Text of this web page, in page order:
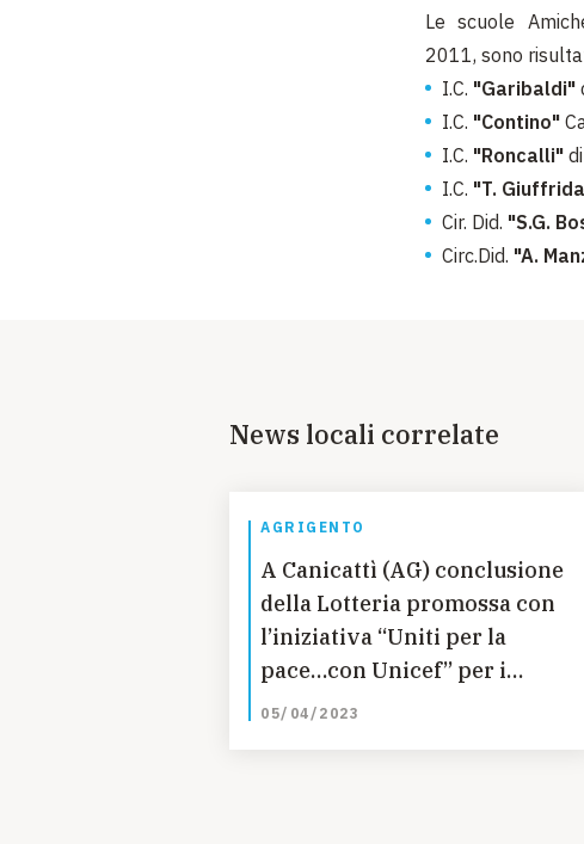
Le scuole
2011, sono
I.C. "Garibaldi"
I.C. "Contino"
I.C. "Roncalli"
I.C. "T.
Cir. Did. "S.G.
Circ.Did. "A.
News locali correlate
AGRIGENTO
A Canicattì (AG) conclusione
della Lotteria promossa con
l’iniziativa “Uniti per la
pace…con Unicef” per i
bambini dell'Ucraina
05/04/2023